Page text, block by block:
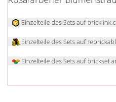
Einzelteile des Sets auf
Einzelteile des Sets auf
Einzelteile des Sets auf brickset